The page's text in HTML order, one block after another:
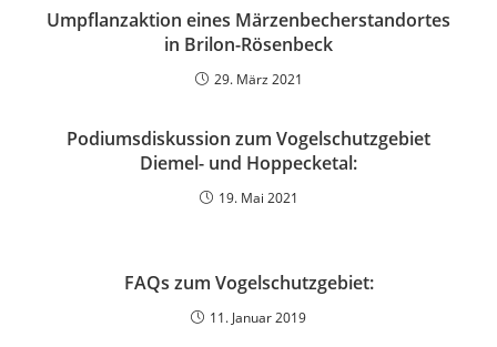
Umpflanzaktion eines Märzenbecherstandortes
in Brilon-Rösenbeck
29. März 2021
Podiumsdiskussion zum Vogelschutzgebiet
Diemel- und Hoppecketal:
19. Mai 2021
FAQs zum Vogelschutzgebiet:
11. Januar 2019